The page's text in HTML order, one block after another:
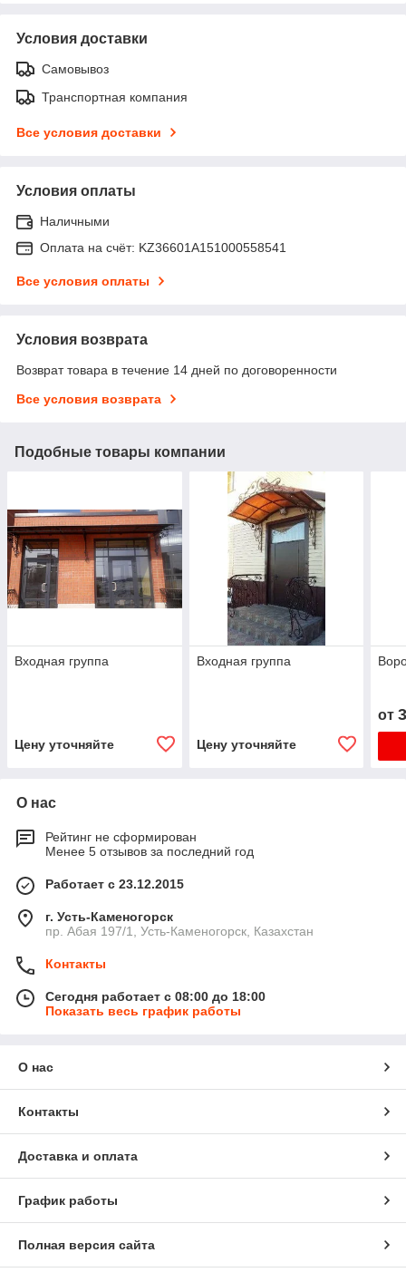
Условия доставки
Самовывоз
Транспортная компания
Все условия доставки
Условия оплаты
Наличными
Оплата на счёт: KZ36601A151000558541
Все условия оплаты
Условия возврата
Возврат товара в течение 14 дней по договоренности
Все условия возврата
Подобные товары компании
Входная группа
Цену уточняйте
Входная группа
Цену уточняйте
от
О нас
Рейтинг не сформирован
Менее 5 отзывов за последний год
Работает с 23.12.2015
г. Усть-Каменогорск
пр. Абая 197/1, Усть-Каменогорск, Казахстан
Контакты
Сегодня работает с 08:00 до 18:00
Показать весь график работы
О нас
Контакты
Доставка и оплата
График работы
Полная версия сайта